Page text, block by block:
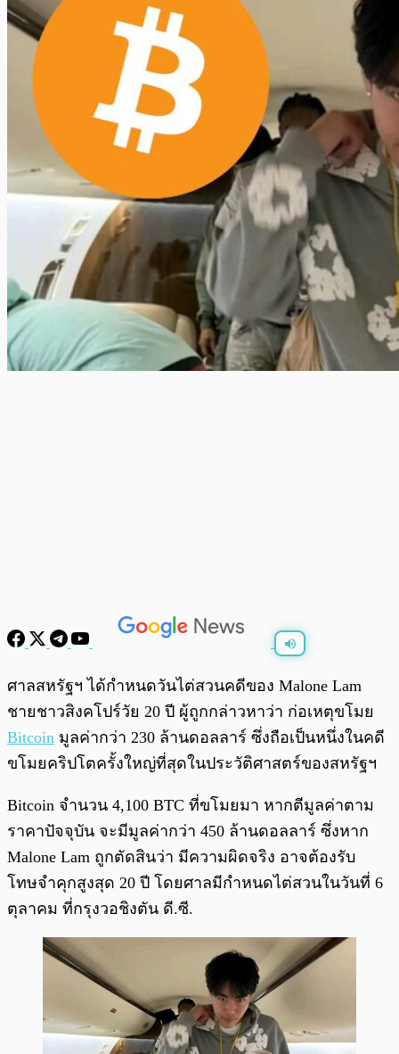
พร้อมเล่น
ศาลสหรัฐฯ ได้กำหนดวันไต่สวนคดีของ Malone Lam
ชายชาวสิงคโปร์วัย 20 ปี ผู้ถูกกล่าวหาว่า ก่อเหตุขโมย
Bitcoin มูลค่ากว่า 230 ล้านดอลลาร์ ซึ่งถือเป็นหนึ่งในคดี
ขโมยคริปโตครั้งใหญ่ที่สุดในประวัติศาสตร์ของสหรัฐฯ
Bitcoin จำนวน 4,100 BTC ที่ขโมยมา หากตีมูลค่าตาม
ราคาปัจจุบัน จะมีมูลค่ากว่า 450 ล้านดอลลาร์ ซึ่งหาก
Malone Lam ถูกตัดสินว่า มีความผิดจริง อาจต้องรับ
โทษจำคุกสูงสุด 20 ปี โดยศาลมีกำหนดไต่สวนในวันที่ 6
ตุลาคม ที่กรุงวอชิงตัน ดี.ซี.